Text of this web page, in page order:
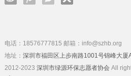
电话：18576777815 邮箱：info@szhb.org
地址： 深圳市福田区上步南路1001号锦峰大厦
2012-2023 深圳市绿源环保志愿者协会All